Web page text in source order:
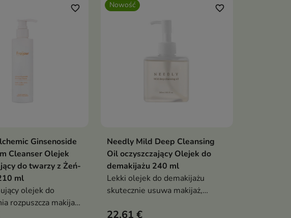
Dodaj do koszyka
favorite_border
Ginsenoside
Cleanser Olejek
do twarzy z Żeń-
ml
olejek do
rozpuszcza makijaż i
a po kontakcie
Nowość
Dodaj do koszyka
favorite_border
Needly Mild Deep Cleansing
Oil oczyszczający Olejek do
demakijażu 240 ml
Lekki olejek do demakijażu
skutecznie usuwa makijaż,
jednocześnie pielęgnując skórę.
22,61 €